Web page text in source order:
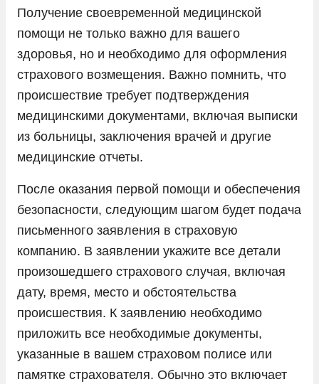
Получение своевременной медицинской
помощи не только важно для вашего
здоровья, но и необходимо для оформления
страхового возмещения. Важно помнить, что
происшествие требует подтверждения
медицинскими документами, включая выписки
из больницы, заключения врачей и другие
медицинские отчеты.
После оказания первой помощи и обеспечения
безопасности, следующим шагом будет подача
письменного заявления в страховую
компанию. В заявлении укажите все детали
произошедшего страхового случая, включая
дату, время, место и обстоятельства
происшествия. К заявлению необходимо
приложить все необходимые документы,
указанные в вашем страховом полисе или
памятке страхователя. Обычно это включает